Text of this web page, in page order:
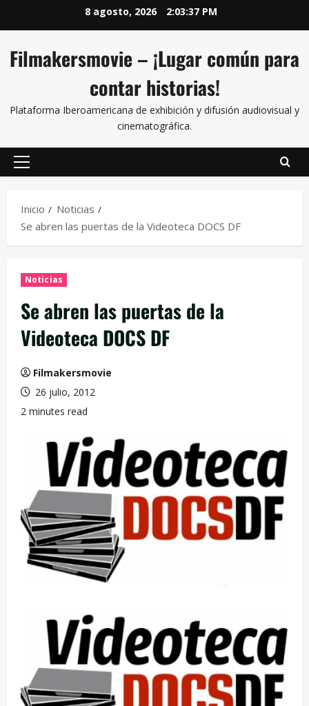
8 agosto, 2026 2:03:38 PM
Filmakersmovie – ¡Lugar común para
contar historias!
Plataforma Iberoamericana de exhibición y difusión audiovisual y
cinematográfica.
Inicio
Noticias
Se abren las puertas de la Videoteca DOCS DF
Noticias
Se abren las puertas de la
Videoteca DOCS DF
Filmakersmovie
26 julio, 2012
2 minutes read